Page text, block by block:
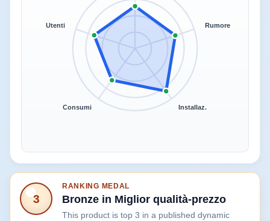
Rumore
Installaz.
Consumi
Utenti
3
RANKING MEDAL
Bronze in Miglior qualità-prezzo
This product is top 3 in a published dynamic